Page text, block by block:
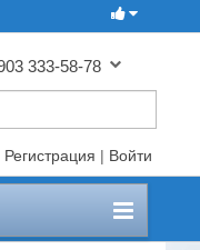
333-58-78
Регистрация | Войти